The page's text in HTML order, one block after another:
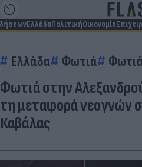
ΕλλάδαΠολιτικήΟικονομία
Ελλάδα Φωτιά
Φωτιά στην
τη μεταφορά νεογνών
Καβάλας